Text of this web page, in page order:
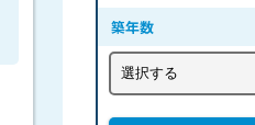
築年数